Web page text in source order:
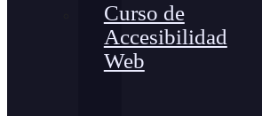
Curso de
Accesibilidad
Web